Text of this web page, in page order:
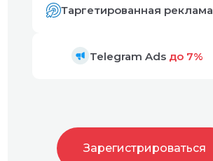
Зарегистрироваться
Таргетированная реклама
Telegram Ads до 7%